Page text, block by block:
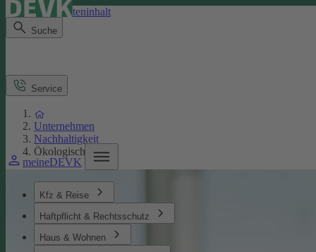
Direkt zum Seiteninhalt
Suche
meineDEVK
Kfz & Reise
Haftpflicht & Rechtsschutz
Haus & Wohnen
Service
Unternehmen
Nachhaltigkeit
Ökologisches